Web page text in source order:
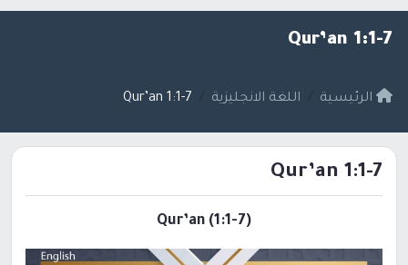
Qur’an 1:1-7
الرئيسية اللغة الانجليزية Qur’an 1:1-7
Qur’an 1:1-7
(Qur’an (1:1-7